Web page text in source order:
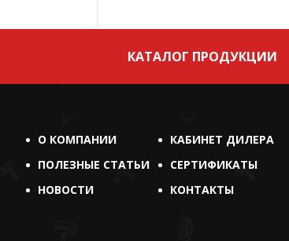
КАТАЛОГ ПРОДУКЦИИ
О КОМПАНИИ
КАБИНЕТ ДИЛЕРА
ПОЛЕЗНЫЕ СТАТЬИ
СЕРТИФИКАТЫ
НОВОСТИ
КОНТАКТЫ